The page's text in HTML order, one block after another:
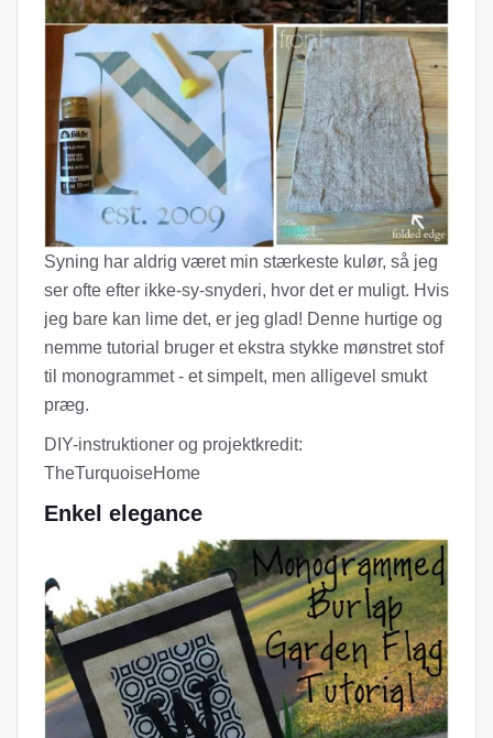
Syning har aldrig været min stærkeste kulør, så jeg
ser ofte efter ikke-sy-snyderi, hvor det er muligt. Hvis
jeg bare kan lime det, er jeg glad! Denne hurtige og
nemme tutorial bruger et ekstra stykke mønstret stof
til monogrammet - et simpelt, men alligevel smukt
præg.
DIY-instruktioner og projektkredit:
TheTurquoiseHome
Enkel elegance